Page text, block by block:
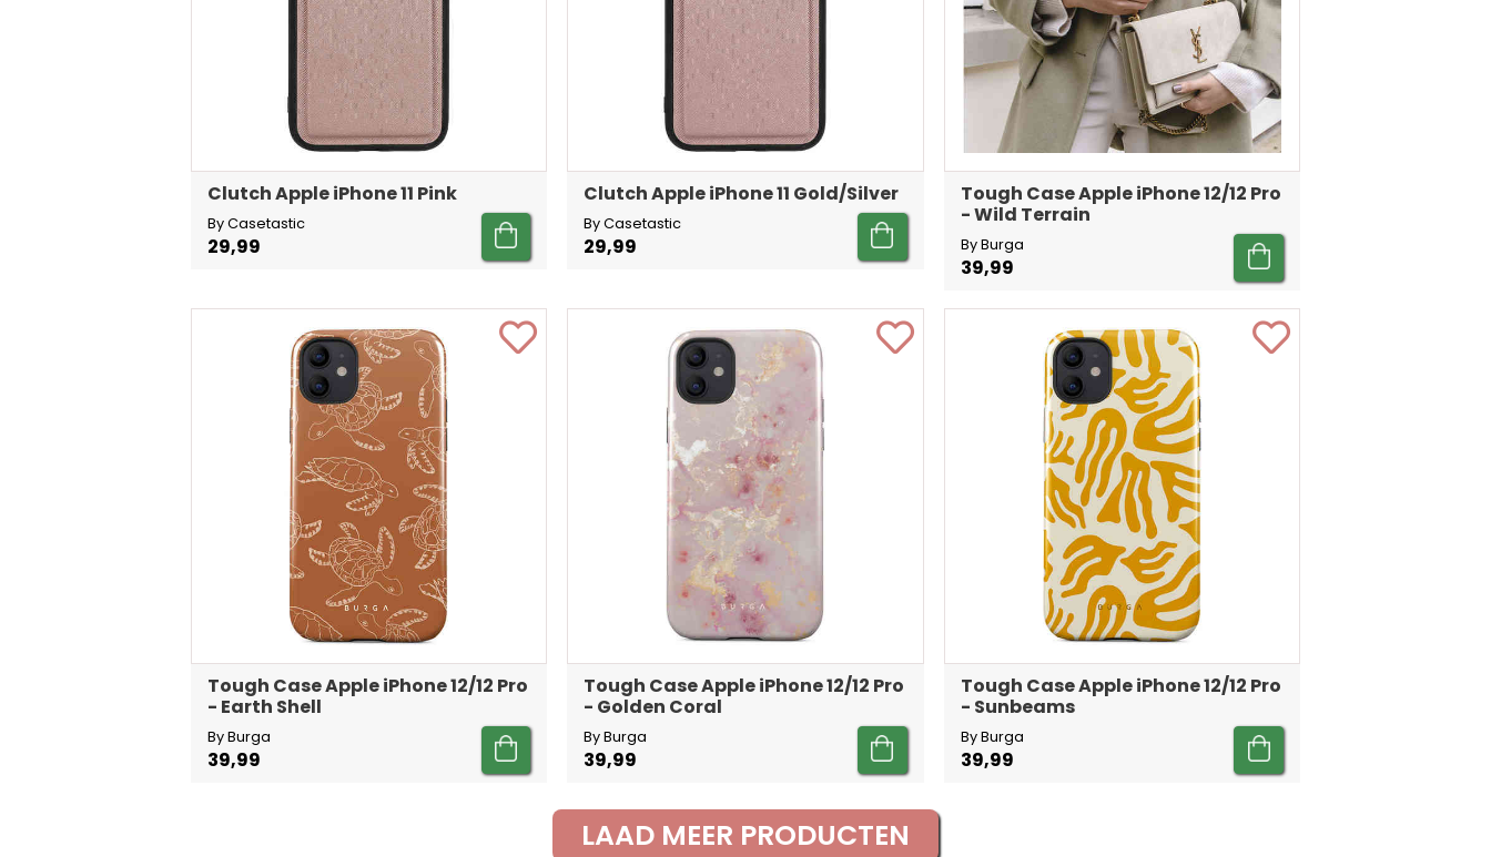
Clutch Apple iPhone 11 Pink
By Casetastic
29,99
Clutch Apple iPhone 11 Gold/Silver
By Casetastic
29,99
Tough Case Apple iPhone 12/12 Pro
- Wild Terrain
By Burga
39,99
Tough Case Apple iPhone 12/12 Pro
- Earth Shell
By Burga
39,99
Tough Case Apple iPhone 12/12 Pro
- Golden Coral
By Burga
39,99
Tough Case Apple iPhone 12/12 Pro
- Sunbeams
By Burga
39,99
LAAD MEER PRODUCTEN